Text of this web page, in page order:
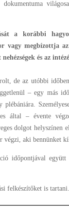
dokumentuma
a korábbi
vagy megbízottja
és az
de az utóbbi
– egy más
plébániára.
által – évente
dolgot
végzi, aki bennünket
időpontjával
felkészítőket is tartani.